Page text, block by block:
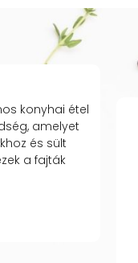
konyhai étel
amelyet
és sült
a fajták